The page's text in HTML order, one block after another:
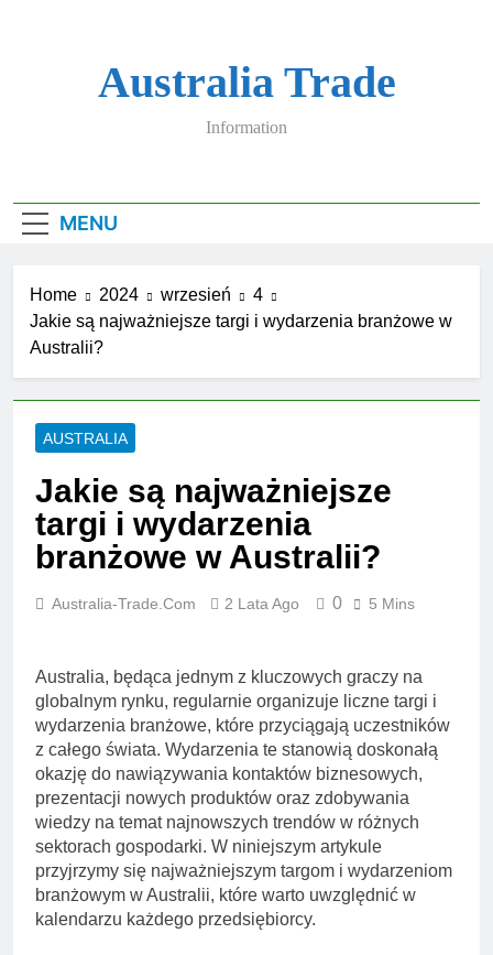
Australia Trade
Information
MENU
Home 2024 wrzesień
4
Jakie są najważniejsze targi i wydarzenia branżowe w
Australii?
AUSTRALIA
Jakie są najważniejsze
targi i wydarzenia
branżowe w Australii?
Australia-Trade.com 2 Lata Ago 0 5 Mins
Australia, będąca jednym z kluczowych graczy na
globalnym rynku, regularnie organizuje liczne targi i
wydarzenia branżowe, które przyciągają uczestników
z całego świata. Wydarzenia te stanowią doskonałą
okazję do nawiązywania kontaktów biznesowych,
prezentacji nowych produktów oraz zdobywania
wiedzy na temat najnowszych trendów w różnych
sektorach gospodarki. W niniejszym artykule
przyjrzymy się najważniejszym targom i wydarzeniom
branżowym w Australii, które warto uwzględnić w
kalendarzu każdego przedsiębiorcy.